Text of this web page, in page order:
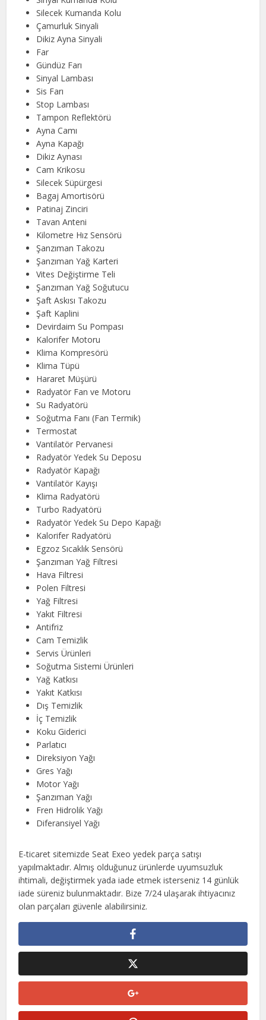
Silecek Kumanda Kolu
Çamurluk Sinyali
Dikiz Ayna Sinyali
Far
Gündüz Farı
Sinyal Lambası
Sis Farı
Stop Lambası
Tampon Reflektörü
Ayna Camı
Ayna Kapağı
Dikiz Aynası
Cam Krikosu
Silecek Süpürgesi
Bagaj Amortisörü
Patinaj Zinciri
Tavan Anteni
Kilometre Hız Sensörü
Şanzıman Takozu
Şanzıman Yağ Karteri
Vites Değiştirme Teli
Şanzıman Yağ Soğutucu
Şaft Askısı Takozu
Şaft Kaplini
Devirdaim Su Pompası
Kalorifer Motoru
Klima Kompresörü
Klima Tüpü
Hararet Müşürü
Radyatör Fan ve Motoru
Su Radyatörü
Soğutma Fanı (Fan Termik)
Termostat
Vantilatör Pervanesi
Radyatör Yedek Su Deposu
Radyatör Kapağı
Vantilatör Kayışı
Klima Radyatörü
Turbo Radyatörü
Radyatör Yedek Su Depo Kapağı
Kalorifer Radyatörü
Egzoz Sıcaklık Sensörü
Şanzıman Yağ Filtresi
Hava Filtresi
Polen Filtresi
Yağ Filtresi
Yakıt Filtresi
Antifriz
Cam Temizlik
Servis Ürünleri
Soğutma Sistemi Ürünleri
Yağ Katkısı
Yakıt Katkısı
Dış Temizlik
İç Temizlik
Koku Giderici
Parlatıcı
Direksiyon Yağı
Gres Yağı
Motor Yağı
Şanzıman Yağı
Fren Hidrolik Yağı
Diferansiyel Yağı
E-ticaret sitemizde Seat Exeo yedek parça satışı
yapılmaktadır. Almış olduğunuz ürünlerde uyumsuzluk
ihtimali, değiştirmek yada iade etmek isterseniz 14 günlük
iade süreniz bulunmaktadır. Bize 7/24 ulaşarak ihtiyacınız
olan parçaları güvenle alabilirsiniz.